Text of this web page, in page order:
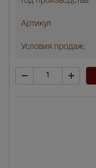
Артикул
Условия продаж: